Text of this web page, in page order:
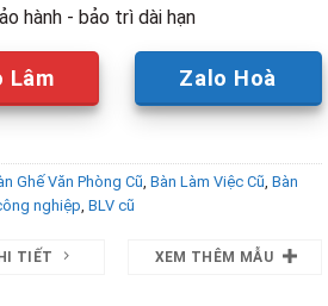
hành - bảo trì dài hạn
Lâm Zalo Hoà
Ghế Văn Phòng Cũ Bàn Làm Việc Cũ Bàn
nghiệp BLV cũ
TIẾT XEM THÊM MẪU